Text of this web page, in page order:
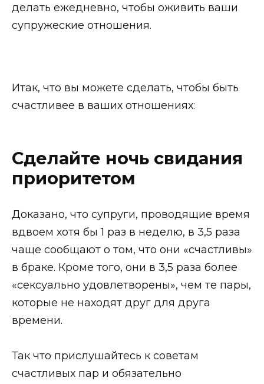
делать ежедневно, чтобы оживить ваши
супружеские отношения.
Итак, что вы можете сделать, чтобы быть
счастливее в ваших отношениях:
Сделайте ночь свидания
приоритетом
Доказано, что супруги, проводящие время
вдвоем хотя бы 1 раз в неделю, в 3,5 раза
чаще сообщают о том, что они «счастливы»
в браке. Кроме того, они в 3,5 раза более
«сексуально удовлетворены», чем те пары,
которые не находят друг для друга
времени.
Так что прислушайтесь к советам
счастливых пар и обязательно